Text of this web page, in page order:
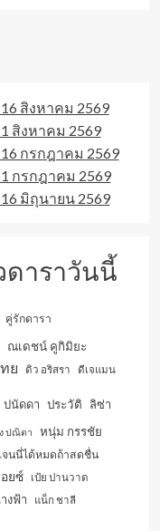
สิงหาคม 2569
สิงหาคม 2569
กรกฎาคม 2569
กรกฎาคม 2569
มิถุนายน 2569
ดาราวันนี้
คู่รักดารา
ณเดชน์ คูกิมิยะ
ย ดิว อริสรา ดีเจแมน
ปนัดดา ประวัติ ลิซ่า
ปณิตา หนุ่ม กรรชัย
เจนนี่ได้หมดถ้าสดชื่น
อยซ์ เป้ย ปานวาด
งฟ้า
แน็ก ชาลี